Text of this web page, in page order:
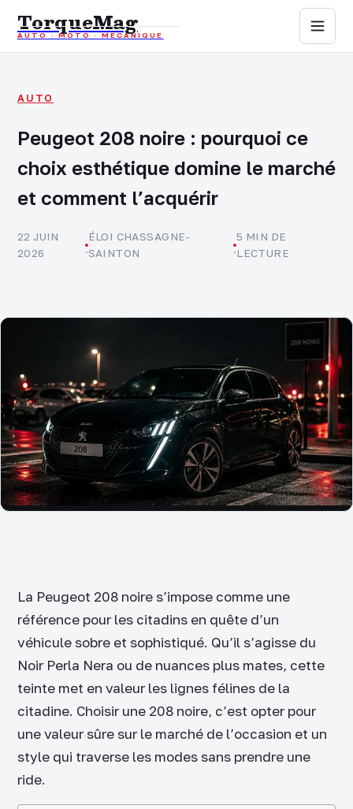
TorqueMag
AUTO · MOTO · MÉCANIQUE
Auto
Mécanique
Sports mécaniques
AUTO
Peugeot 208 noire : pourquoi ce
choix esthétique domine le marché
et comment l’acquérir
22 JUIN
2026
·
ÉLOI CHASSAGNE-
SAINTON
·
5 MIN DE
LECTURE
La Peugeot 208 noire s’impose comme une
référence pour les citadins en quête d’un
véhicule sobre et sophistiqué. Qu’il s’agisse du
Noir Perla Nera ou de nuances plus mates, cette
teinte met en valeur les lignes félines de la
citadine. Choisir une 208 noire, c’est opter pour
une valeur sûre sur le marché de l’occasion et un
style qui traverse les modes sans prendre une
ride.